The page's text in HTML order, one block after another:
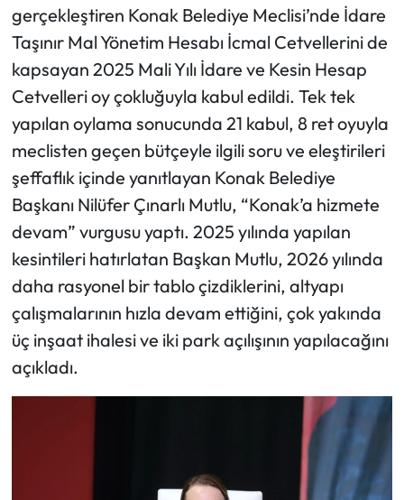
gerçekleştiren Konak Belediye Meclisi’nde İdare
Taşınır Mal Yönetim Hesabı İcmal Cetvellerini de
kapsayan 2025 Mali Yılı İdare ve Kesin Hesap
Cetvelleri oy çokluğuyla kabul edildi. Tek tek
yapılan oylama sonucunda 21 kabul, 8 ret oyuyla
meclisten geçen bütçeyle ilgili soru ve eleştirileri
şeffaflık içinde yanıtlayan Konak Belediye
Başkanı Nilüfer Çınarlı Mutlu, “Konak’a hizmete
devam” vurgusu yaptı. 2025 yılında yapılan
kesintileri hatırlatan Başkan Mutlu, 2026 yılında
daha rasyonel bir tablo çizdiklerini, altyapı
çalışmalarının hızla devam ettiğini, çok yakında
üç inşaat ihalesi ve iki park açılışının yapılacağını
açıkladı.